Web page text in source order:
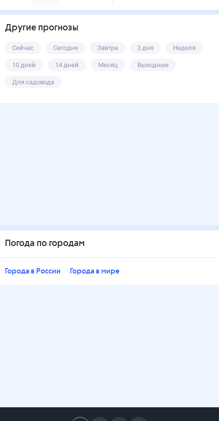
Другие прогнозы
Сейчас Сегодня Завтра 3 дня Неделя
10 дней 14 дней Месяц Выходные
Для садовода
Погода по городам
Города в России Города в мире